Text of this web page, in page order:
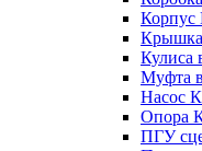
Кулиса
Муфта
Насос
Опора
ПГУ